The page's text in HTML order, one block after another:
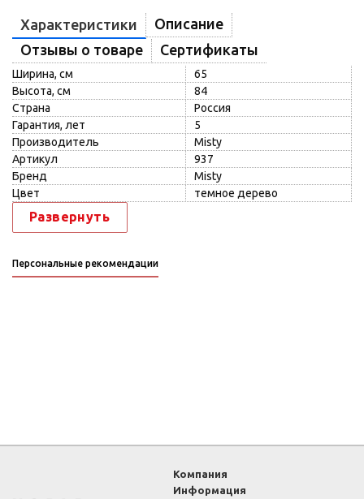
Характеристики
Описание
Отзывы о товаре
Сертификаты
Ширина, см
65
Высота, см
84
Страна
Россия
Гарантия, лет
5
Производитель
Misty
Артикул
937
Бренд
Misty
Цвет
темное дерево
Развернуть
Персональные рекомендации
Компания
Информация